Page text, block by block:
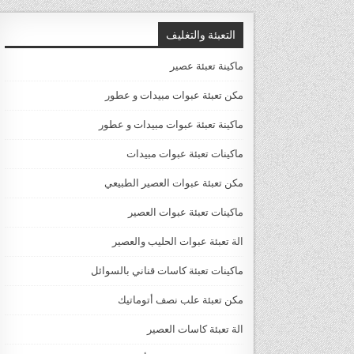
التعبئة والتغليف
ماكينة تعبئة عصير
مكن تعبئة عبوات مبيدات و عطور
ماكينة تعبئة عبوات مبيدات و عطور
ماكينات تعبئة عبوات مبيدات
مكن تعبئة عبوات العصير الطبيعي
ماكينات تعبئة عبوات العصير
الة تعبئة عبوات الحليب والعصير
ماكينات تعبئة كاسات قناني بالسوائل
مكن تعبئة علب نصف أتوماتيك
الة تعبئة كاسات العصير